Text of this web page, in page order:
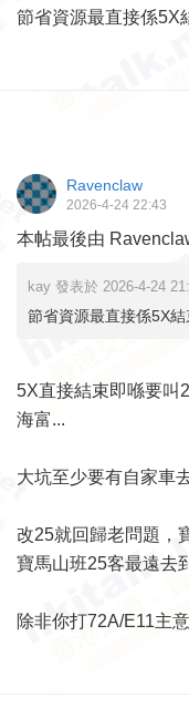
節省資源最直接係5X
Ravenclaw
2026-4-24 22:43
本帖最後由
kay 發表於 2026-4-24
節省資源最直接係5X結
5X直接結束即喺要叫
海富...
大坑至少要有自家車
改25就回歸老問題，
寶馬山班25客最遠去
除非你打72A/E11主